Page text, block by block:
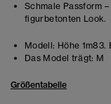
Schmale Passform
figurbetonten Look.
Modell: Höhe 1m83.
Das Model trägt: M
Größentabelle